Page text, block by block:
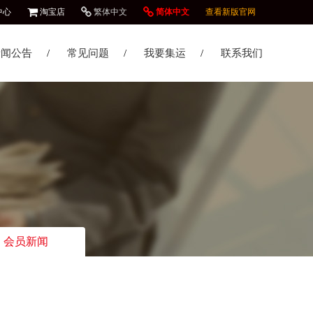
心 淘宝店 繁体中文 简体中文 查看新版官网
公告 常见问题 我要集运 联系我们
会员新闻